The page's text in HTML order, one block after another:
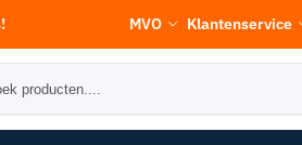
MVO Klantenservice